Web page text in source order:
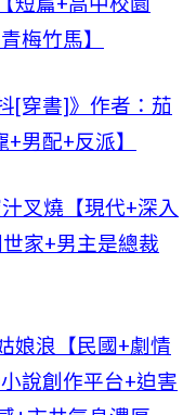
梅竹馬】
[穿書]》作者：茄
男配+反派】
叉燒【現代+深入
家+男主是總裁
娘浪【民國+劇情
說創作平台+迫害